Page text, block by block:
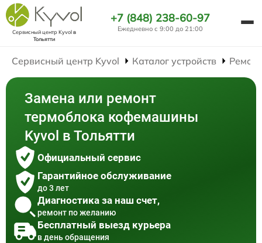
Сервисный центр Kyvolв
Тольятти
+7 (848) 238-60-97
Ежедневно с 9:00 до 21:00
Сервисный центр Kyvol Каталог устройств
Замена или ремонт
термоблока кофемашины
Kyvol в Тольятти
Официальный сервис
Гарантийное обслуживание
до 3 лет
Диагностика за наш счет,
ремонт по желанию
Бесплатный выезд курьера
в день обращения